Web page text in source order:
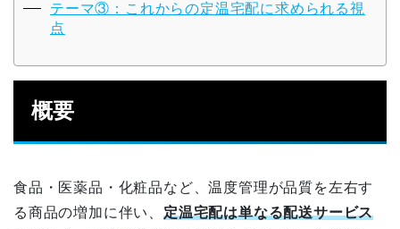
テーマ③：これからの定温宅配に求められる視
点
概要
食品・医薬品・化粧品など、温度管理が品質を左右す
る商品の増加に伴い、 定温宅配は単なる配送サービス